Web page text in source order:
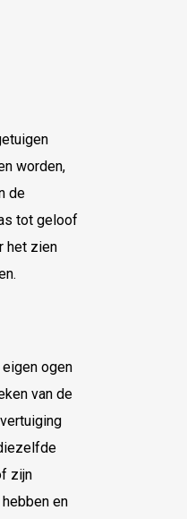
worden,
de
tot geloof
het zien
ogen
van de
zijn
en